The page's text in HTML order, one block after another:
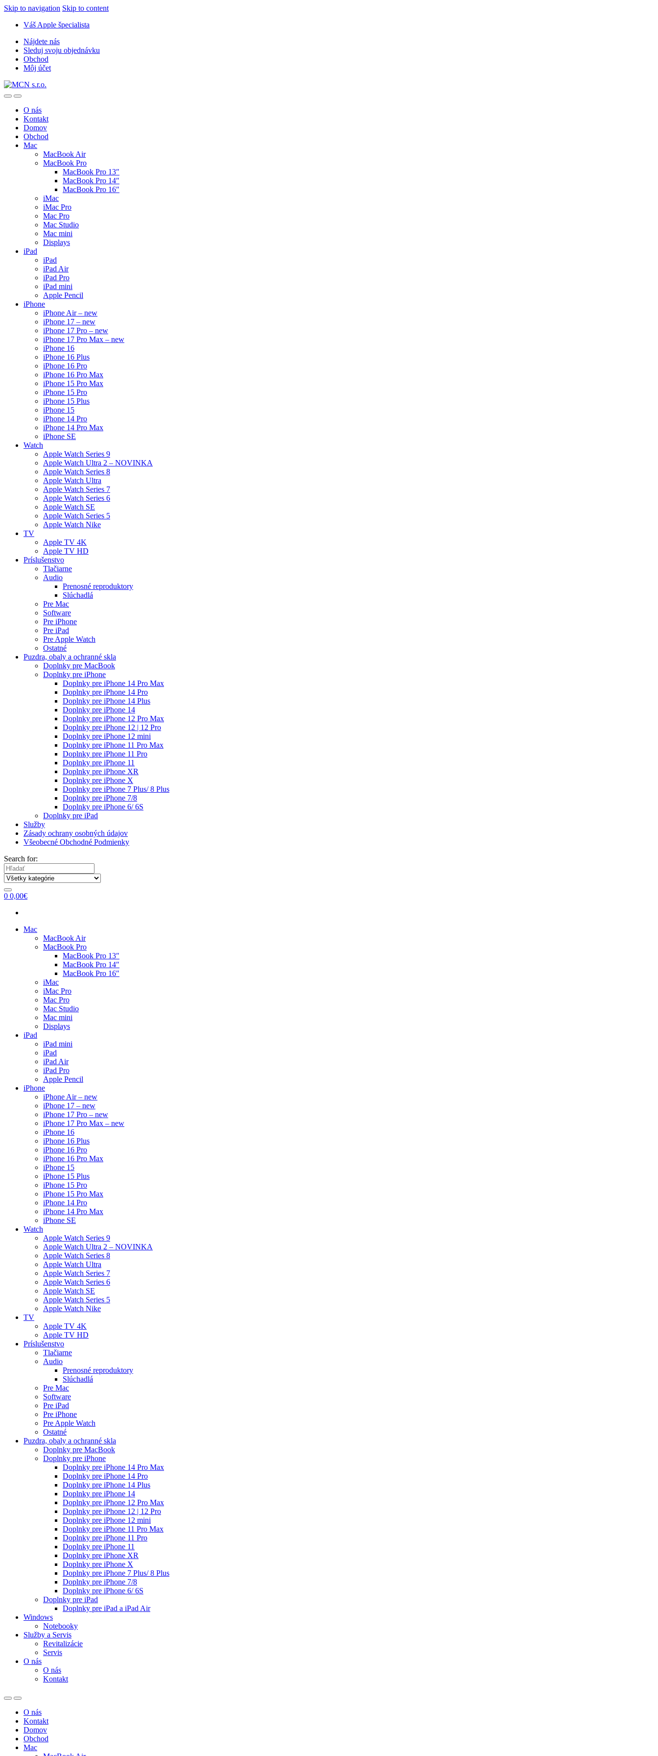
Skip to navigation Skip to content
Váš Apple špecialista
Nájdete nás
Sleduj svoju objednávku
Obchod
Môj účet
O nás
Kontakt
Domov
Obchod
Mac
MacBook Air
MacBook Pro
MacBook Pro 13″
MacBook Pro 14″
MacBook Pro 16″
iMac
iMac Pro
Mac Pro
Mac Studio
Mac mini
Displays
iPad
iPad
iPad Air
iPad Pro
iPad mini
Apple Pencil
iPhone
iPhone Air – new
iPhone 17 – new
iPhone 17 Pro – new
iPhone 17 Pro Max – new
iPhone 16
iPhone 16 Plus
iPhone 16 Pro
iPhone 16 Pro Max
iPhone 15 Pro Max
iPhone 15 Pro
iPhone 15 Plus
iPhone 15
iPhone 14 Pro
iPhone 14 Pro Max
iPhone SE
Watch
Apple Watch Series 9
Apple Watch Ultra 2 – NOVINKA
Apple Watch Series 8
Apple Watch Ultra
Apple Watch Series 7
Apple Watch Series 6
Apple Watch SE
Apple Watch Series 5
Apple Watch Nike
TV
Apple TV 4K
Apple TV HD
Príslušenstvo
Tlačiarne
Audio
Prenosné reproduktory
Slúchadlá
Pre Mac
Software
Pre iPhone
Pre iPad
Pre Apple Watch
Ostatné
Puzdra, obaly a ochranné skla
Doplnky pre MacBook
Doplnky pre iPhone
Doplnky pre iPhone 14 Pro Max
Doplnky pre iPhone 14 Pro
Doplnky pre iPhone 14 Plus
Doplnky pre iPhone 14
Doplnky pre iPhone 12 Pro Max
Doplnky pre iPhone 12 | 12 Pro
Doplnky pre iPhone 12 mini
Doplnky pre iPhone 11 Pro Max
Doplnky pre iPhone 11 Pro
Doplnky pre iPhone 11
Doplnky pre iPhone XR
Doplnky pre iPhone X
Doplnky pre iPhone 7 Plus/ 8 Plus
Doplnky pre iPhone 7/8
Doplnky pre iPhone 6/ 6S
Doplnky pre iPad
Služby
Zásady ochrany osobných údajov
Všeobecné Obchodné Podmienky
Search for:
0 0,00€
Mac
MacBook Air
MacBook Pro
MacBook Pro 13″
MacBook Pro 14″
MacBook Pro 16″
iMac
iMac Pro
Mac Pro
Mac Studio
Mac mini
Displays
iPad
iPad mini
iPad
iPad Air
iPad Pro
Apple Pencil
iPhone
iPhone Air – new
iPhone 17 – new
iPhone 17 Pro – new
iPhone 17 Pro Max – new
iPhone 16
iPhone 16 Plus
iPhone 16 Pro
iPhone 16 Pro Max
iPhone 15
iPhone 15 Plus
iPhone 15 Pro
iPhone 15 Pro Max
iPhone 14 Pro
iPhone 14 Pro Max
iPhone SE
Watch
Apple Watch Series 9
Apple Watch Ultra 2 – NOVINKA
Apple Watch Series 8
Apple Watch Ultra
Apple Watch Series 7
Apple Watch Series 6
Apple Watch SE
Apple Watch Series 5
Apple Watch Nike
TV
Apple TV 4K
Apple TV HD
Príslušenstvo
Tlačiarne
Audio
Prenosné reproduktory
Slúchadlá
Pre Mac
Software
Pre iPad
Pre iPhone
Pre Apple Watch
Ostatné
Puzdra, obaly a ochranné skla
Doplnky pre MacBook
Doplnky pre iPhone
Doplnky pre iPhone 14 Pro Max
Doplnky pre iPhone 14 Pro
Doplnky pre iPhone 14 Plus
Doplnky pre iPhone 14
Doplnky pre iPhone 12 Pro Max
Doplnky pre iPhone 12 | 12 Pro
Doplnky pre iPhone 12 mini
Doplnky pre iPhone 11 Pro Max
Doplnky pre iPhone 11 Pro
Doplnky pre iPhone 11
Doplnky pre iPhone XR
Doplnky pre iPhone X
Doplnky pre iPhone 7 Plus/ 8 Plus
Doplnky pre iPhone 7/8
Doplnky pre iPhone 6/ 6S
Doplnky pre iPad
Doplnky pre iPad a iPad Air
Windows
Notebooky
Služby a Servis
Revitalizácie
Servis
O nás
O nás
Kontakt
O nás
Kontakt
Domov
Obchod
Mac